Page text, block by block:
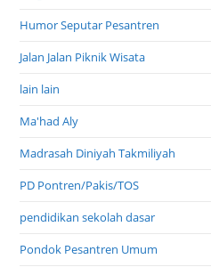
Humor Seputar Pesantren
Jalan Jalan Piknik Wisata
lain lain
Ma'had Aly
Madrasah Diniyah Takmiliyah
PD Pontren/Pakis/TOS
pendidikan sekolah dasar
Pondok Pesantren Umum